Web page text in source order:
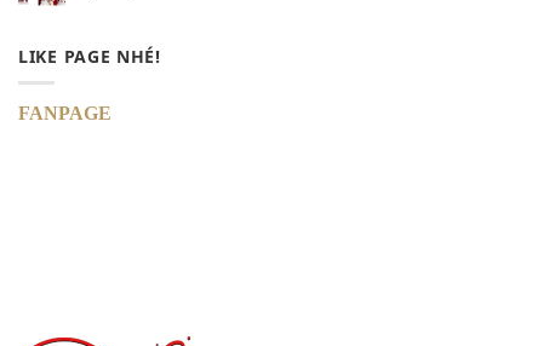
LIKE PAGE NHÉ!
FANPAGE